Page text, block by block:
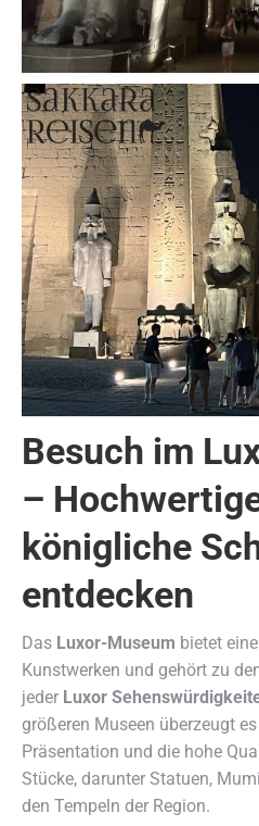
Besuch im
–
königliche
entdecken
Das Luxor-Museum bietet
Kunstwerken und gehört zu
jeder Luxor
größeren Museen überzeugt
Präsentation und die hohe
Stücke, darunter Statuen,
den Tempeln der Region.